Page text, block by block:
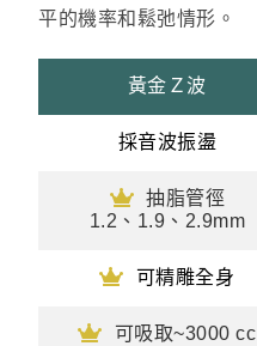
平的機率和鬆弛情形。
黃金Ｚ波
採音波振盪
抽脂管徑
1.2、1.9、2.9mm
可精雕全身
可吸取~3000 cc